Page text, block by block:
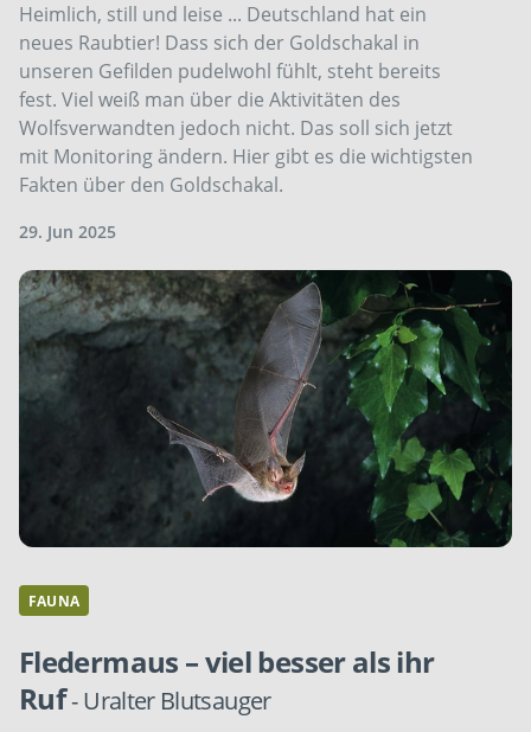
Heimlich, still und leise ... Deutschland hat ein
neues Raubtier! Dass sich der Goldschakal in
unseren Gefilden pudelwohl fühlt, steht bereits
fest. Viel weiß man über die Aktivitäten des
Wolfsverwandten jedoch nicht. Das soll sich jetzt
mit Monitoring ändern. Hier gibt es die wichtigsten
Fakten über den Goldschakal.
29. Jun 2025
FAUNA
Fledermaus – viel besser als ihr
Ruf- Uralter Blutsauger